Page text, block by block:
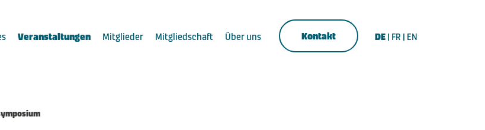
Veranstaltungen Mitglieder Mitgliedschaft Über uns Kontakt DE| FR | EN